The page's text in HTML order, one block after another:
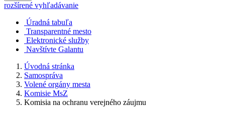
rozšírené vyhľadávanie
Úradná tabuľa
Transparentné mesto
Elektronické služby
Navštívte Galantu
Úvodná stránka
Samospráva
Volené orgány mesta
Komisie MsZ
Komisia na ochranu verejného záujmu